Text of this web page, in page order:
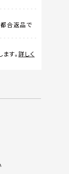
合返品で
す。詳しく